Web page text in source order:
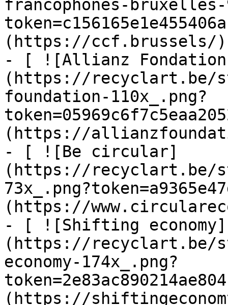
francophones-bruxelles-
(https://ccf.brussels/)
- [ ![Allianz
(https://recyclart.be/
foundation-110x_.png?
(https://
- [ ![Be circular]
(https://recyclart.be/
(https://
- [ ![Shifting economy]
(https://recyclart.be/
economy-174x_.png?
(https://